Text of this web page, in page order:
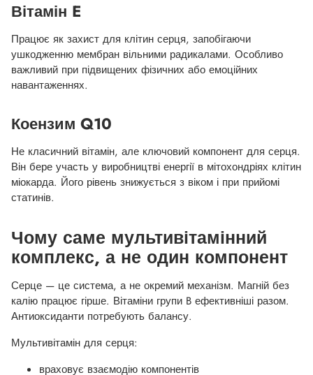
Вітамін E
Працює як захист для клітин серця, запобігаючи
ушкодженню мембран вільними радикалами. Особливо
важливий при підвищених фізичних або емоційних
навантаженнях.
Коензим Q10
Не класичний вітамін, але ключовий компонент для серця.
Він бере участь у виробництві енергії в мітохондріях клітин
міокарда. Його рівень знижується з віком і при прийомі
статинів.
Чому саме мультивітамінний
комплекс, а не один компонент
Серце — це система, а не окремий механізм. Магній без
калію працює гірше. Вітаміни групи B ефективніші разом.
Антиоксиданти потребують балансу.
Мультивітамін для серця:
враховує взаємодію компонентів